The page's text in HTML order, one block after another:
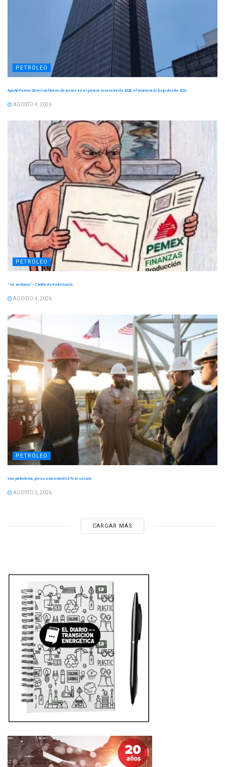
PETRÓLEO
Aportó Pemex 29 mil millones de pesos en el primer semestre de 2026, el monto más bajo desde 2013
AGOSTO 4, 2026
PETRÓLEO
“Un ex tóxico” – Cartón de Karol García
AGOSTO 4, 2026
PETRÓLEO
Van petroleros por un aumento de 8 % al salario
AGOSTO 3, 2026
CARGAR MÁS